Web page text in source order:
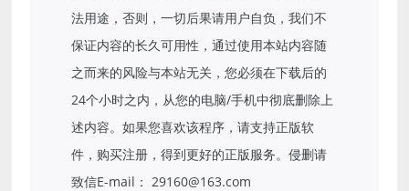
法用途，否则，一切后果请用户自负，我们不
保证内容的长久可用性，通过使用本站内容随
之而来的风险与本站无关，您必须在下载后的
24个小时之内，从您的电脑/手机中彻底删除上
述内容。如果您喜欢该程序，请支持正版软
件，购买注册，得到更好的正版服务。侵删请
致信E-mail： 29160@163.com